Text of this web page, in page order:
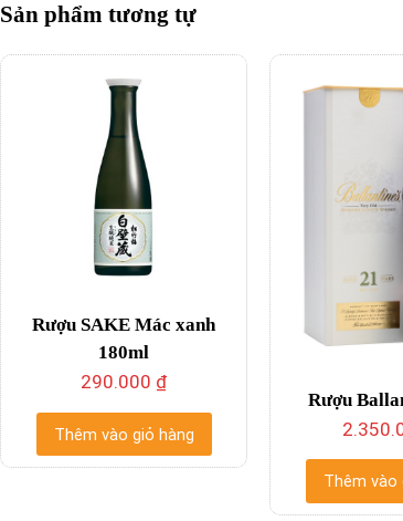
Sản phẩm tương tự
Rượu SAKE Mác xanh
180ml
290.000 ₫
Thêm vào giỏ hàng
Rượu
Thêm vào